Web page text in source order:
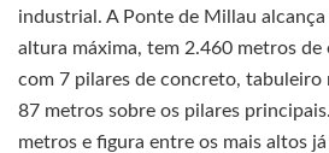
industrial. A Ponte de Millau
altura máxima, tem 2.460 metros
com 7 pilares de concreto, tabuleiro
87 metros sobre os pilares
metros e figura entre os mais altos